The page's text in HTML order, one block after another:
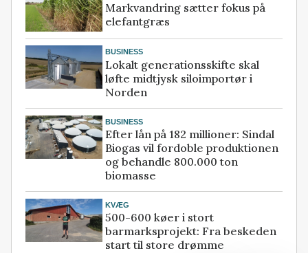
Markvandring sætter fokus på
elefantgræs
BUSINESS
Lokalt generationsskifte skal
løfte midtjysk siloimportør i
Norden
BUSINESS
Efter lån på 182 millioner: Sindal
Biogas vil fordoble produktionen
og behandle 800.000 ton
biomasse
KVÆG
500-600 køer i stort
barmarksprojekt: Fra beskeden
start til store drømme